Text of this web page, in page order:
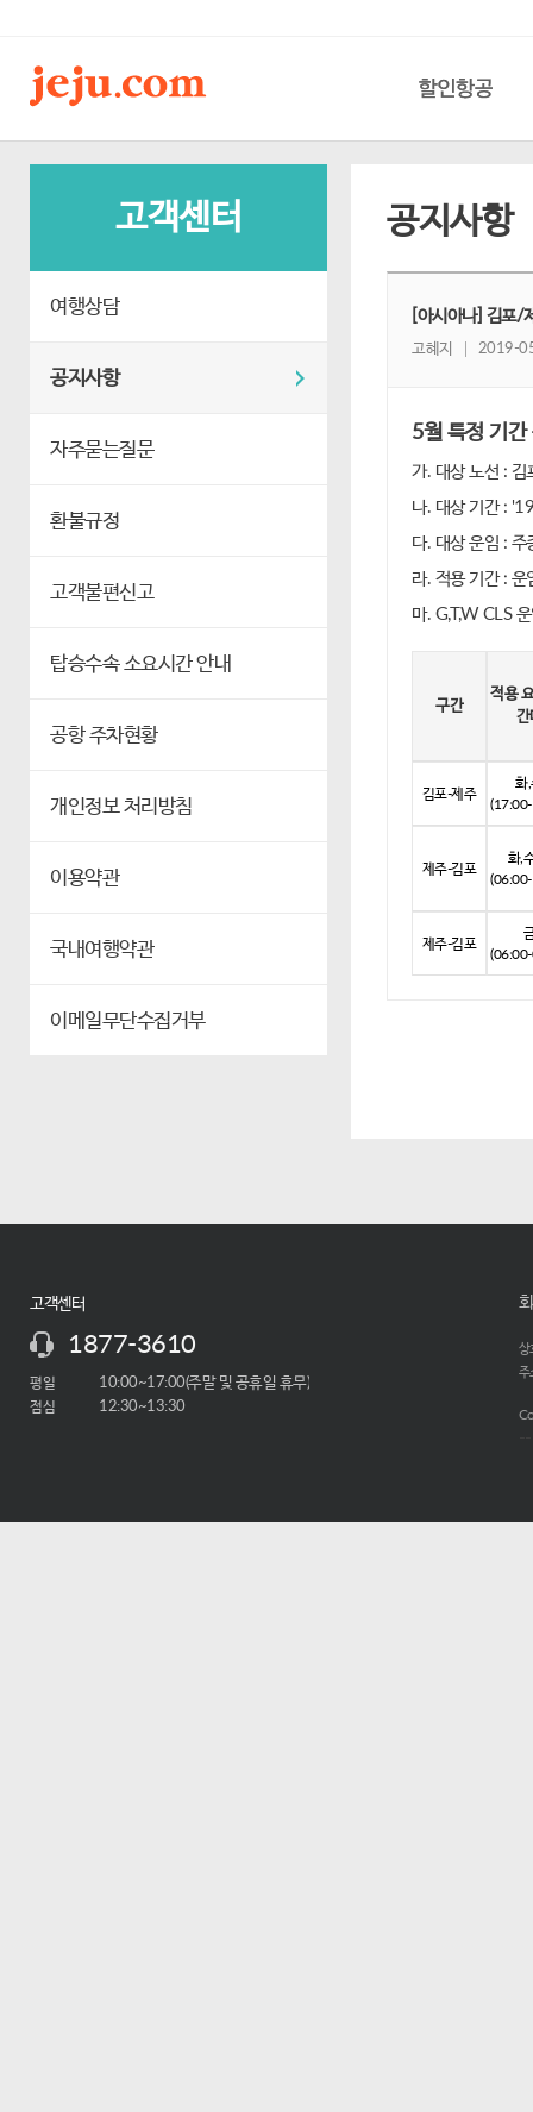
할인항공
고객센터
여행상담
공지사항
자주묻는질문
환불규정
고객불편신고
탑승수속 소요시간 안내
공항 주차현황
개인정보 처리방침
이용약관
국내여행약관
이메일무단수집거부
공지사항
[아시아나] 김포/
고혜지 2019-
5월 특정 기간
가. 대상 노선 : 김
나. 대상 기간 :
다. 대상 운임 :
라. 적용 기간 :
마. G,T,W CLS
구간
적용
간
김포-제주
화
제주-김포
화,
제주-김포
고객센터
1877-3610
평일 10:00~17:00(주말 및 공휴일 휴무)
점심 12:30~13:30
상
주